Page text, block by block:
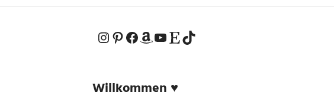
Instagram
Pinterest
Facebook
Amazon
YouTube
Etsy-ShopTikTok
Willkommen ♥